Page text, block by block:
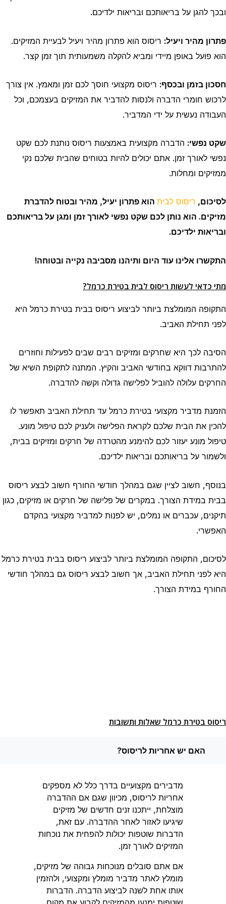
ובכך להגן על בריאותכם ובריאות ילדיכם.
פתרון מהיר ויעיל: ריסוס הוא פתרון מהיר ויעיל לבעיית המזיקים.
הוא פועל באופן מיידי ומביא להקלה משמעותית תוך זמן קצר.
חסכון בזמן ובכסף: ריסוס מקצועי חוסך לכם זמן ומאמץ. אין צורך
לרכוש חומרי הדברה ולנסות להדביר את המזיקים בעצמכם, וכל
העבודה נעשית על ידי המדביר.
שקט נפשי: הדברה מקצועית באמצעות ריסוס נותנת לכם שקט
נפשי לאורך זמן. אתם יכולים להיות בטוחים שהבית שלכם נקי
ממזיקים ומחלות.
לסיכום, ריסוס לבית הוא פתרון יעיל, מהיר ובטוח להדברת
מזיקים. הוא נותן לכם שקט נפשי לאורך זמן ומגן על בריאותכם
ובריאות ילדיכם.
התקשרו אלינו עוד היום ותיהנו מסביבה נקייה ובטוחה!
מתי כדאי לעשות ריסוס לבית בטירת כרמל?
התקופה המומלצת ביותר לביצוע ריסוס בבית בטירת כרמל היא
לפני תחילת האביב.
הסיבה לכך היא שחרקים ומזיקים רבים שבים לפעילות וחוזרים
להתרבות דווקא בחודשי האביב והקיץ. המתנה לתקופת השיא של
החרקים עלולה להוביל לפלישה גדולה וקשה להדברה.
הזמנת מדביר מקצועי בטירת כרמל עד תחילת האביב תאפשר לו
להכין את הבית שלכם לקראת הפלישה ולעניק לכם טיפול מונע.
טיפול מונע יעזור לכם להימנע מהטרדה של חרקים ומזיקים בבית,
ולשמור על בריאותכם ובריאות ילדיכם.
בנוסף, חשוב לציין שגם במהלך חודשי החורף חשוב לבצע ריסוס
בבית במידת הצורך. במקרים של פלישה של חרקים או מזיקים, כגון
תיקנים, עכברים או נמלים, יש לפנות למדביר מקצועי בהקדם
האפשרי.
לסיכום, התקופה המומלצת ביותר לביצוע ריסוס בבית בטירת כרמל
היא לפני תחילת האביב, אך חשוב לבצע ריסוס גם במהלך חודשי
החורף במידת הצורך.
ריסוס בטירת כרמל שאלות ותשובות
האם יש אחריות לריסוס?
מדבירים מקצועיים בדרך כלל לא מספקים
אחריות לריסוס, מכיוון שגם אם ההדברה
מוצלחת, ייתכנו זנים חדשים של מזיקים
שיגיעו לאזור לאחר ההדברה. עם זאת,
הדברות שוטפות יכולות להפחית את נוכחות
המזיקים לאורך זמן.
אם אתם סובלים מנוכחות גבוהה של מזיקים,
מומלץ לאתר מדביר מומלץ ומקצועי, ולהזמין
אותו אחת לשנה לביצוע הדברה. הדברות